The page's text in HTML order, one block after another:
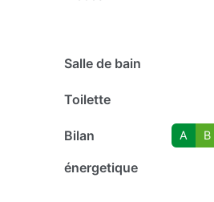
Salle de bain
Toilette
Bilan
énergetique
A B